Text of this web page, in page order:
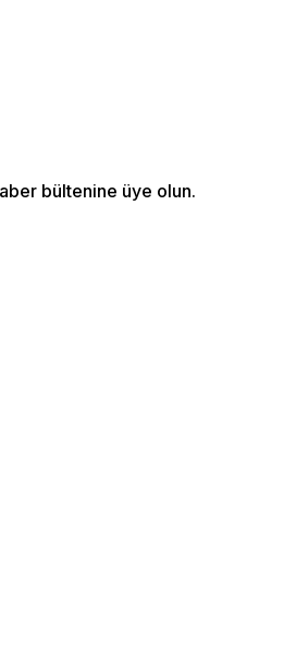
bültenine üye olun.